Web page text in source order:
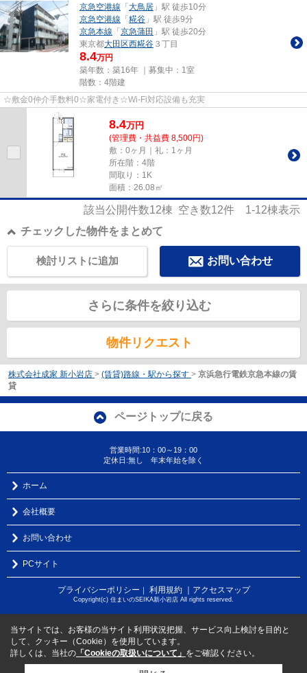
京急空港線 「 大鳥居 」駅 徒歩10分
京急空港線 「 糀谷 」駅 徒歩9分
京急本線 「 京急蒲田 」駅 徒歩20分
東京都大田区西糀谷 ３丁目
8.4万円
築年数：築16年 ｜募集中： 1室
階数：4階建
☆敷金0仲介手数料0☆家電付き☆Wi-Fi対応設備も充実
8.4万円
(管理費・共益費 8,500円)
敷：0ヶ月｜礼：1ヶ月
所在階：4階
間取り：1K
面積：26.08㎡
該当公開件数12棟 空き数12件 1-12棟表示
チェックした物件をまとめて
お問い合わせ
検討リストに追加
さらに条件を絞り込む
物件リクエスト
株式会社成家 新小岩店 > (賃貸)路線・駅から探す > 京浜急行電鉄京急本線の賃
貸
ページトップに戻る
営業時間:10：00～19：00
定休日:無し 年末年始を除く
ホーム
会社概要
お問い合わせ
PCサイト
プライバシーポリシー ｜ 利用規約 ｜アクセスマップ
Copyright(c) 住まいのSEIKA新小岩店 All rights reserved.
当サイトでは、お客様の当サイト利用状況把握、サービス向上検討を目的と
して、クッキー（Cookie）を使用しています。
詳しくは、当社の 「Cookieの取扱いについて」 をご確認ください。